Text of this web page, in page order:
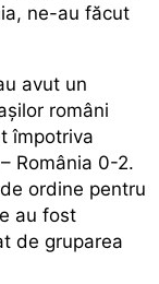
ne-au făcut
avut un
români
împotriva
România 0-2.
ordine pentru
au fost
de gruparea